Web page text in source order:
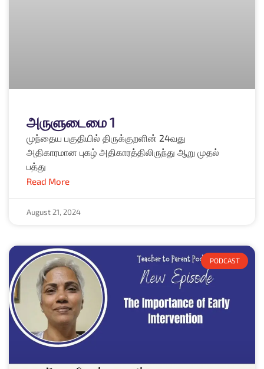
அருளுடைமை 1
முந்தைய பகுதியில் திருக்குறளின் 24வது
அதிகாரமான புகழ் அதிகாரத்திலிருந்து ஆறு முதல்
பத்து
Read More
August 21, 2024
PODCAST